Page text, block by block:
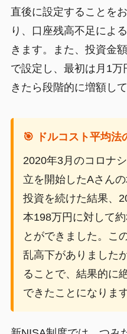
直後に設定することを
り、口座残高不足によ
きます。また、投資金
で設定し、最初は月1
きたら段階的に増額し
🎯 ドルコスト平均法
2020年3月のコロナ
立を開始したAさん
投資を続けた結果、
本198万円に対して
とができました。こ
乱高下がありました
ることで、結果的に
できたことになります